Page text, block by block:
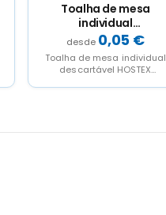
Toalha de mesa
individual
descartável HOSTEX
0,05 €
Toalha de mesa individual
descartável HOSTEX